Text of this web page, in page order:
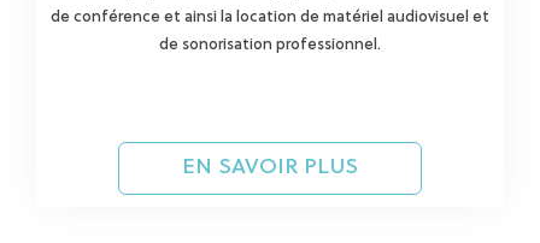
de conférence et ainsi la location de matériel audiovisuel et
de sonorisation professionnel.
EN SAVOIR PLUS